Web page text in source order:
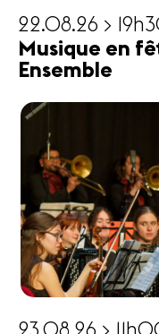
22.08.26 >
Musique en
Ensemble